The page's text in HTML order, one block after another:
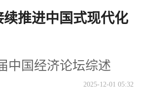
推进中国式现代化
国经济论坛综述
2025-12-01 05:32